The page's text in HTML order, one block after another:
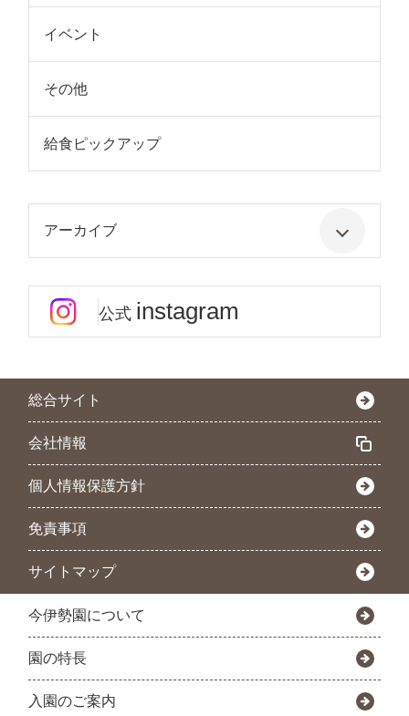
イベント
その他
給食ピックアップ
アーカイブ
公式 instagram
総合サイト
会社情報
個人情報保護方針
免責事項
サイトマップ
今伊勢園について
園の特長
入園のご案内